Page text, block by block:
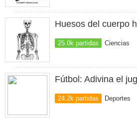
Huesos del cuerpo
25.0k partidas Ciencias
Fútbol: Adivina el
24.2k partidas Deportes